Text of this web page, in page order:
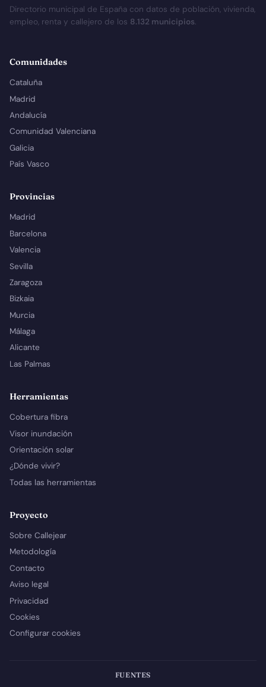
Directorio municipal de España con datos de población, vivienda,
empleo, renta y callejero de los 8.132 municipios.
Comunidades
Cataluña
Madrid
Andalucía
Comunidad Valenciana
Galicia
País Vasco
Provincias
Madrid
Barcelona
Valencia
Sevilla
Zaragoza
Bizkaia
Murcia
Málaga
Alicante
Las Palmas
Herramientas
Cobertura fibra
Visor inundación
Orientación solar
¿Dónde vivir?
Todas las herramientas
Proyecto
Sobre Callejear
Metodología
Contacto
Aviso legal
Privacidad
Cookies
Configurar cookies
FUENTES